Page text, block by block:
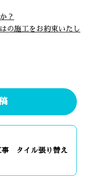
？
の施工をお約束いたし
タイル張り替え